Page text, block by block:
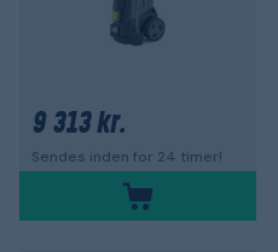
9 313 kr.
Sendes inden for 24 timer!